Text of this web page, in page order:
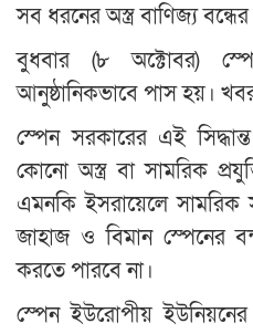
সব ধরনের অস্ত্র বাণিজ্য বন্ধের
বুধবার (৮ অক্টোবর)
আনুষ্ঠানিকভাবে পাস হয়।
স্পেন সরকারের এই
কোনো অস্ত্র বা সামরিক
এমনকি ইসরায়েলে সামরিক
জাহাজ ও বিমান স্পেনের
করতে পারবে না।
স্পেন ইউরোপীয়